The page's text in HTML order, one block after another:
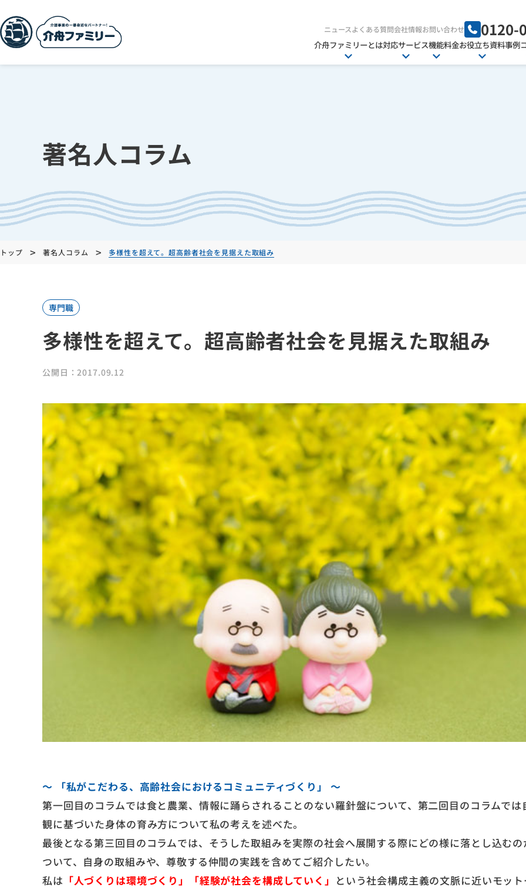
ニュースよくある質問会社情報お問い合わせ 0120-
介舟ファミリーとは対応サービス機能料金お役立ち資料事例
著名人コラム
トップ > 著名人コラム > 多様性を超えて。超高齢者社会を見据えた取組み
専門職
多様性を超えて。超高齢者社会を見据えた取組み
公開日：2017.09.12
～ 「私がこだわる、高齢社会におけるコミュニティづくり」 ～
第一回目のコラムでは食と農業、情報に踊らされることのない羅針盤について、第二回目のコラムでは
観に基づいた身体の育み方について私の考えを述べた。
最後となる第三回目のコラムでは、そうした取組みを実際の社会へ展開する際にどの様に落とし込むの
ついて、自身の取組みや、尊敬する仲間の実践を含めてご紹介したい。
私は 「人づくりは環境づくり」「経験が社会を構成していく」 という社会構成主義の文脈に近いモット